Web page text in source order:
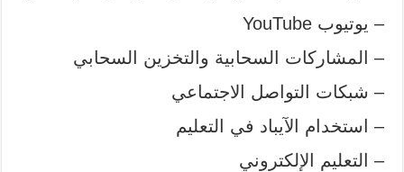
– يوتيوب YouTube
– المشاركات السحابية والتخزين السحابي
– شبكات التواصل الاجتماعي
– استخدام الآيباد في التعليم
– التعليم الإلكتروني